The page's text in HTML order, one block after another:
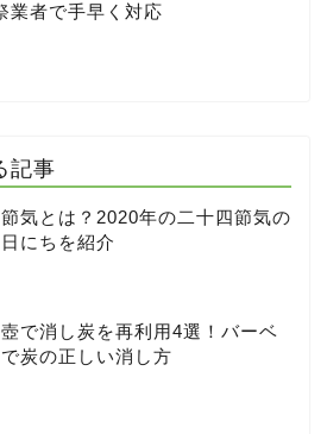
業者で手早く対応
記事
気とは？2020年の二十四節気の
にちを紹介
で消し炭を再利用4選！バーベ
炭の正しい消し方